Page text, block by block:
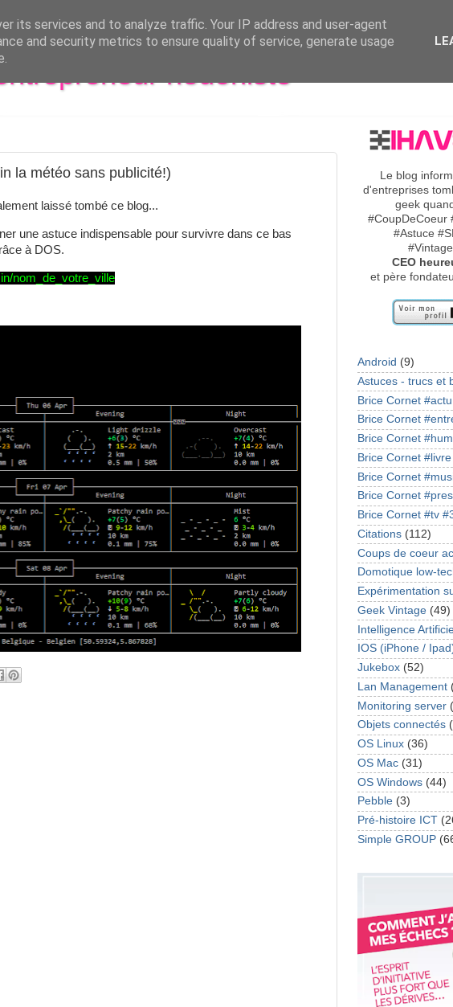
hédoniste
la météo sans publicité!)
laissé tombé ce blog...
une astuce indispensable pour survivre dans ce bas
à DOS.
nom_de_votre_ville
Le blog
d'entreprises
geek
#CoupDeCoeur
#Astuce
CEO
et père
Android (9)
Astuces - trucs et
Brice Cornet #actu
Brice Cornet
Brice Cornet
Brice Cornet #livre
Brice Cornet
Brice Cornet
Brice Cornet #tv
Citations (112)
Coups de coeur
Domotique low-
Expérimentation
Geek Vintage (49)
Intelligence
IOS (iPhone /
Jukebox (52)
Lan Management
Monitoring server
Objets connectés
OS Linux (36)
OS Mac (31)
OS Windows (44)
Pebble (3)
Pré-histoire ICT
Simple GROUP
its services and to analyze traffic. Your IP address and user-agent
and security metrics to ensure quality of service, generate usage